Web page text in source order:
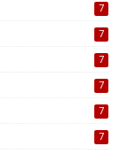
7
7
7
7
7
7